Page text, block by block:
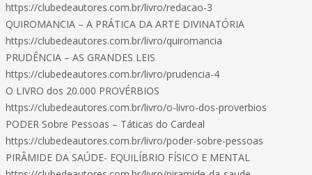
https://clubedeautores.com.br/livro/redacao-3
QUIROMANCIA – A PRÁTICA DA ARTE DIVINATÓRIA
https://clubedeautores.com.br/livro/quiromancia
PRUDÊNCIA – AS GRANDES LEIS
https://clubedeautores.com.br/livro/prudencia-4
O LIVRO dos 20.000 PROVÉRBIOS
https://clubedeautores.com.br/livro/o-livro-dos-proverbios
PODER Sobre Pessoas – Táticas do Cardeal
https://clubedeautores.com.br/livro/poder-sobre-pessoas
PIRÂMIDE DA SAÚDE- EQUILÍBRIO FÍSICO E MENTAL